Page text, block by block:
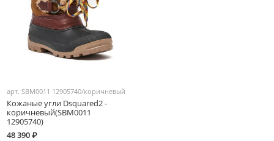
арт.SBM0011 12905740/коричневый
Кожаные угли Dsquared2 -
коричневый(SBM0011
12905740)
48 390 ₽